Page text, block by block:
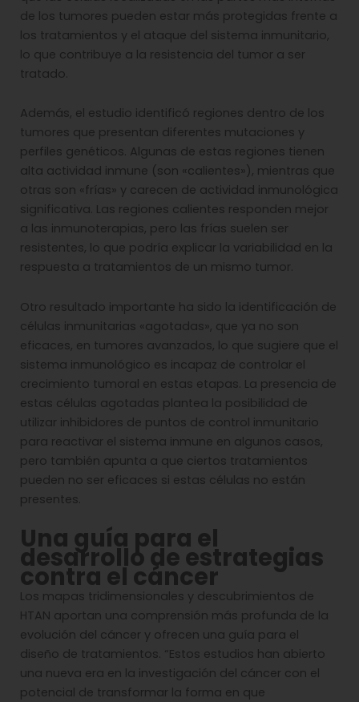
de los tumores pueden estar más protegidas frente a
los tratamientos y el ataque del sistema inmunitario,
lo que contribuye a la resistencia del tumor a ser
tratado.
Además, el estudio identificó regiones dentro de los
tumores que presentan diferentes mutaciones y
perfiles genéticos. Algunas de estas regiones tienen
alta actividad inmune (son «calientes»), mientras que
otras son «frías» y carecen de actividad inmunológica
significativa. Las regiones calientes responden mejor
a las inmunoterapias, pero las frías suelen ser
resistentes, lo que podría explicar la variabilidad en la
respuesta a tratamientos de un mismo tumor.
Otro resultado importante ha sido la identificación de
células inmunitarias «agotadas», que ya no son
eficaces, en tumores avanzados, lo que sugiere que el
sistema inmunológico es incapaz de controlar el
crecimiento tumoral en estas etapas. La presencia de
estas células agotadas plantea la posibilidad de
utilizar inhibidores de puntos de control inmunitario
para reactivar el sistema inmune en algunos casos,
pero también apunta a que ciertos tratamientos
pueden no ser eficaces si estas células no están
presentes.
Una guía para el
desarrollo de estrategias
contra el cáncer
Los mapas tridimensionales y descubrimientos de
HTAN aportan una comprensión más profunda de la
evolución del cáncer y ofrecen una guía para el
diseño de tratamientos. “Estos estudios han abierto
una nueva era en la investigación del cáncer con el
potencial de transformar la forma en que